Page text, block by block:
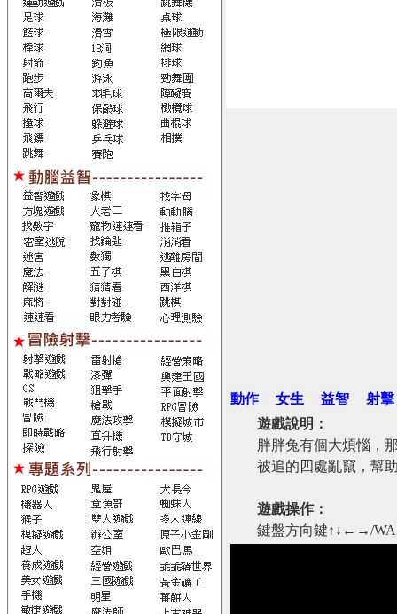
動作 女生 益智
射擊
遊戲說明：
胖胖兔有個大煩惱，
被追的四處亂竄，幫
遊戲操作：
鍵盤方向鍵↑↓←→/